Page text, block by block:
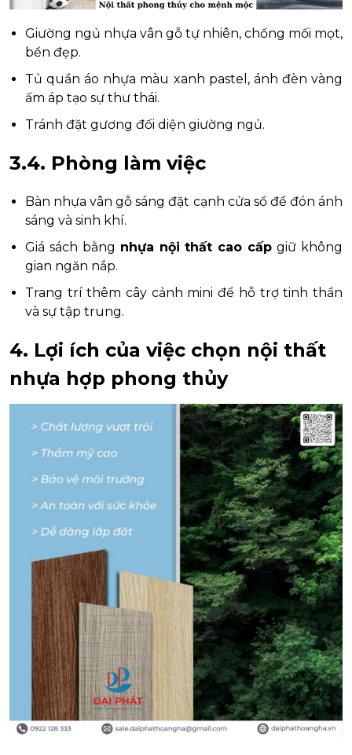
Giường ngủ nhựa vân gỗ tự nhiên, chống mối mọt,
bền đẹp.
Tủ quần áo nhựa màu xanh pastel, ánh đèn vàng
ấm áp tạo sự thư thái.
Tránh đặt gương đối diện giường ngủ.
3.4. Phòng làm việc
Bàn nhựa vân gỗ sáng đặt cạnh cửa sổ để đón ánh
sáng và sinh khí.
Giá sách bằng nhựa nội thất cao cấp giữ không
gian ngăn nắp.
Trang trí thêm cây cảnh mini để hỗ trợ tinh thần
và sự tập trung.
4. Lợi ích của việc chọn nội thất
nhựa hợp phong thủy